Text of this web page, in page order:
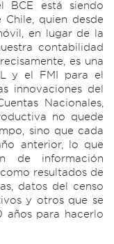
BCE está siendo
quien desde
en lugar de la
contabilidad
es una
y el FMI para el
innovaciones del
Nacionales,
no quede
sino que cada
anterior, lo que
de información
resultados de
datos del censo
y otros que se
años para hacerlo